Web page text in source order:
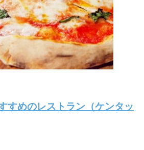
すめのレストラン（ケンタッ